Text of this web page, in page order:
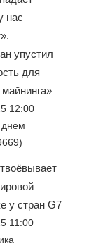
нас
упустил
для
12:00
днем
у стран G7
11:00